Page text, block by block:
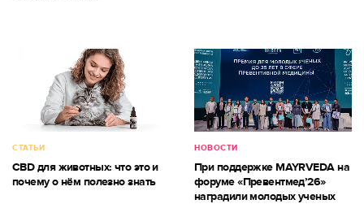
СТАТЬИ
CBD для животных: что это и
почему о нём полезно знать
НОВОСТИ
При поддержке MAYRVEDA на
форуме «Превентмед’26»
наградили молодых ученых